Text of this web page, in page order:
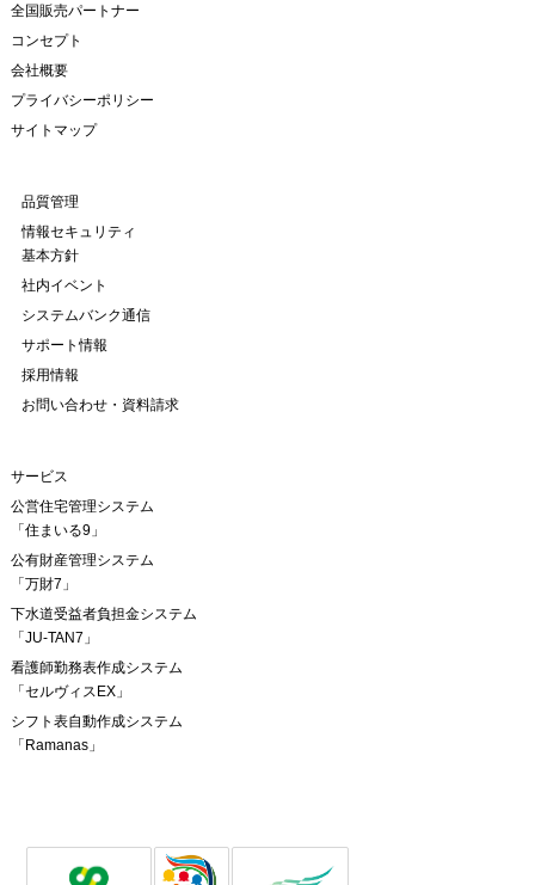
全国販売パートナー
コンセプト
会社概要
プライバシーポリシー
サイトマップ
品質管理
情報セキュリティ
基本方針
社内イベント
システムバンク通信
サポート情報
採用情報
お問い合わせ・資料請求
サービス
公営住宅管理システム
「住まいる9」
公有財産管理システム
「万財7」
下水道受益者負担金システム
「JU-TAN7」
看護師勤務表作成システム
「セルヴィスEX」
シフト表自動作成システム
「Ramanas」